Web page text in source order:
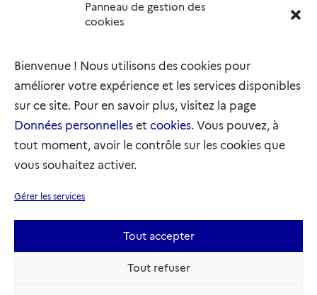
Panneau de gestion des
cookies
Bienvenue ! Nous utilisons des cookies pour
améliorer votre expérience et les services disponibles
sur ce site. Pour en savoir plus, visitez la page
Données personnelles et cookies. Vous pouvez, à
tout moment, avoir le contrôle sur les cookies que
vous souhaitez activer.
Gérer les services
Tout accepter
Tout refuser
Délégation interministérielle à l’accueil et à l’intégration
elysee.fr
info.gouv.fr
legifrance.gouv.fr
refugies.info
initiativemarianne.fr
Mentions légales
Sauf mention contraire, tous les textes de ce site sont sous